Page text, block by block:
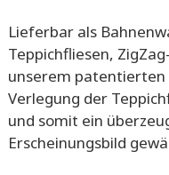
Lieferbar als
Teppichfliesen,
unserem patentierten
Verlegung der
und somit ein
Erscheinungsbild